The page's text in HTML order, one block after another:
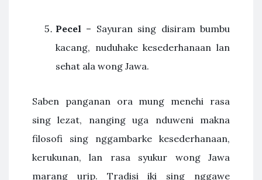
Pecel – Sayuran sing disiram bumbu
kacang, nuduhake kesederhanaan lan
sehat ala wong Jawa.
Saben panganan ora mung menehi rasa
sing lezat, nanging uga nduweni makna
filosofi sing nggambarke kesederhanaan,
kerukunan, lan rasa syukur wong Jawa
marang urip. Tradisi iki sing nggawe